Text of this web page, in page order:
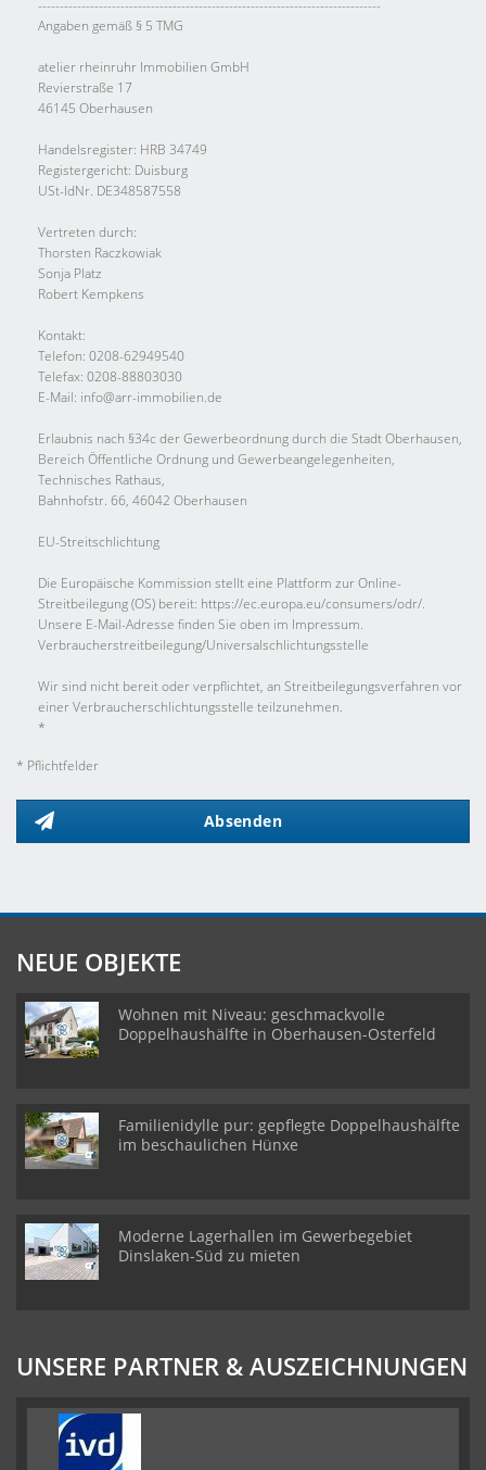
-------------------------------------------------------------------------------
Angaben gemäß § 5 TMG
atelier rheinruhr Immobilien GmbH
Revierstraße 17
46145 Oberhausen
Handelsregister: HRB 34749
Registergericht: Duisburg
USt-IdNr. DE348587558
Vertreten durch:
Thorsten Raczkowiak
Sonja Platz
Robert Kempkens
Kontakt:
Telefon: 0208-62949540
Telefax: 0208-88803030
E-Mail: info@arr-immobilien.de
Erlaubnis nach §34c der Gewerbeordnung durch die Stadt Oberhausen,
Bereich Öffentliche Ordnung und Gewerbeangelegenheiten,
Technisches Rathaus,
Bahnhofstr. 66, 46042 Oberhausen
EU-Streitschlichtung
Die Europäische Kommission stellt eine Plattform zur Online-
Streitbeilegung (OS) bereit: https://ec.europa.eu/consumers/odr/.
Unsere E-Mail-Adresse finden Sie oben im Impressum.
Verbraucher­streit­beilegung/Universal­schlichtungs­stelle
Wir sind nicht bereit oder verpflichtet, an Streitbeilegungsverfahren vor
einer Verbraucherschlichtungsstelle teilzunehmen.
*
* Pflichtfelder
Absenden
NEUE OBJEKTE
Wohnen mit Niveau: geschmackvolle
Doppelhaushälfte in Oberhausen-Osterfeld
Familienidylle pur: gepflegte Doppelhaushälfte
im beschaulichen Hünxe
Moderne Lagerhallen im Gewerbegebiet
Dinslaken-Süd zu mieten
UNSERE PARTNER & AUSZEICHNUNGEN